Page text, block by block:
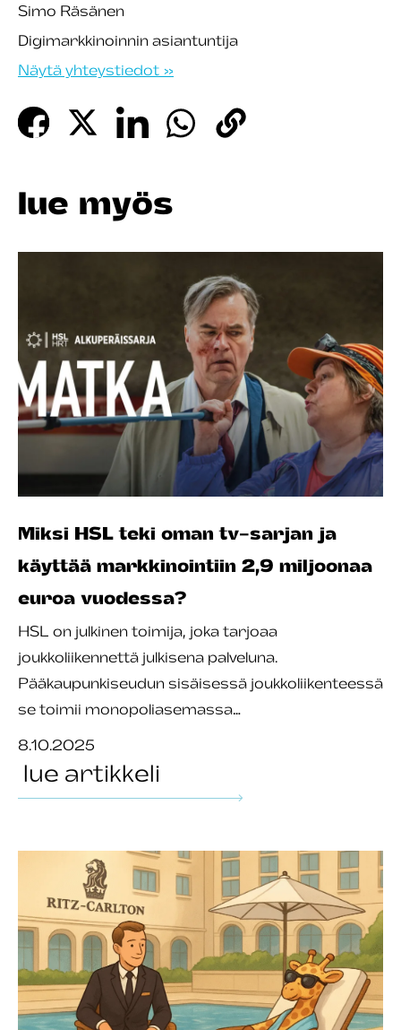
Simo Räsänen
Digimarkkinoinnin asiantuntija
Näytä yhteystiedot »
lue myös
Miksi HSL teki oman tv-sarjan ja
käyttää markkinointiin 2,9 miljoonaa
euroa vuodessa?
HSL on julkinen toimija, joka tarjoaa
joukkoliikennettä julkisena palveluna.
Pääkaupunkiseudun sisäisessä joukkoliikenteessä
se toimii monopoliasemassa…
8.10.2025
lue artikkeli